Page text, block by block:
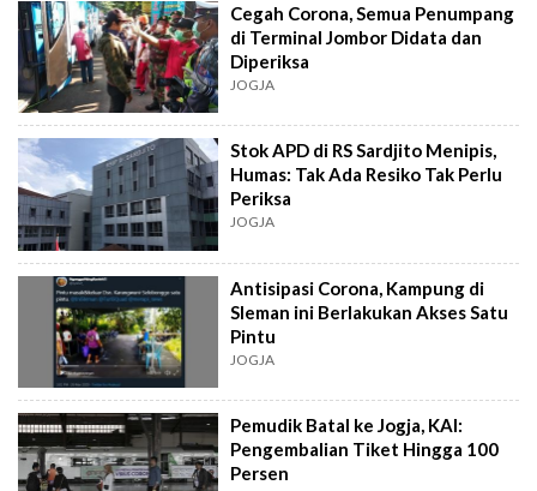
Cegah Corona, Semua Penumpang
di Terminal Jombor Didata dan
Diperiksa
JOGJA
Stok APD di RS Sardjito Menipis,
Humas: Tak Ada Resiko Tak Perlu
Periksa
JOGJA
Antisipasi Corona, Kampung di
Sleman ini Berlakukan Akses Satu
Pintu
JOGJA
Pemudik Batal ke Jogja, KAI:
Pengembalian Tiket Hingga 100
Persen